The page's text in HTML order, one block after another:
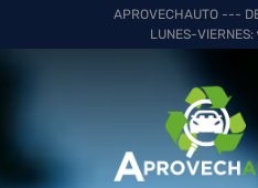
APROVECHAUTO ---
LUNES-VIERNES: